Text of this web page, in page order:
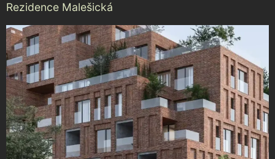
Rezidence Malešická